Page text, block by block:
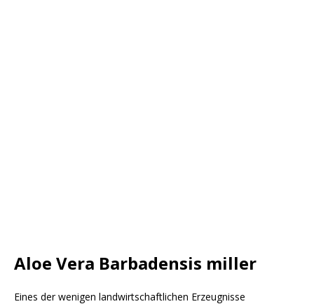
Aloe Vera Barbadensis miller
Eines der wenigen landwirtschaftlichen Erzeugnisse